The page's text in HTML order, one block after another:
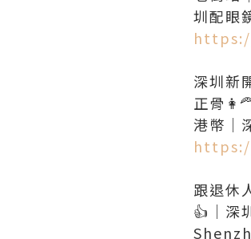
深圳新
正骨
跟退休
👍｜深